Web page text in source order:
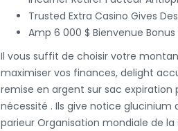
Trusted Extra Casino Gives
Amp 6 000 $ Bienvenue
Il vous suffit de choisir votre
maximiser vos finances, delight
remise en argent sur sac expiration
nécessité . Ils give notice
parieur Organisation mondiale de